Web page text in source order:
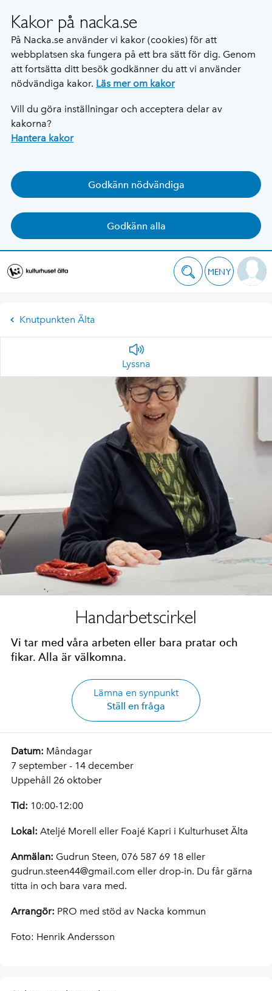
Kakor på nacka.se
På Nacka.se använder vi kakor (cookies) för att
webbplatsen ska fungera på ett bra sätt för dig. Genom
att fortsätta ditt besök godkänner du att vi använder
nödvändiga kakor. Läs mer om kakor
Vill du göra inställningar och acceptera delar av
kakorna?
Hantera kakor
Godkänn nödvändiga
Godkänn alla
MENY
Knutpunkten Älta
Lyssna
Handarbetscirkel
Vi tar med våra arbeten eller bara pratar och
fikar. Alla är välkomna.
Lämna en synpunkt
Ställ en fråga
Datum: Måndagar
7 september - 14 december
Uppehåll 26 oktober
Tid: 10:00-12:00
Lokal: Ateljé Morell eller Foajé Kapri i Kulturhuset Älta
Anmälan: Gudrun Steen, 076 587 69 18 eller
gudrun.steen44@gmail.com eller drop-in. Du får gärna
titta in och bara vara med.
Arrangör: PRO med stöd av Nacka kommun
Foto: Henrik Andersson